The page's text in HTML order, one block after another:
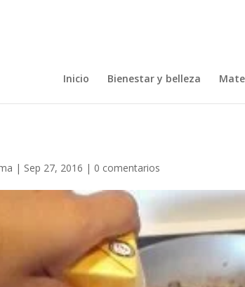
Inicio Bienestar y belleza
| Sep 27, 2016 | 0 comentarios